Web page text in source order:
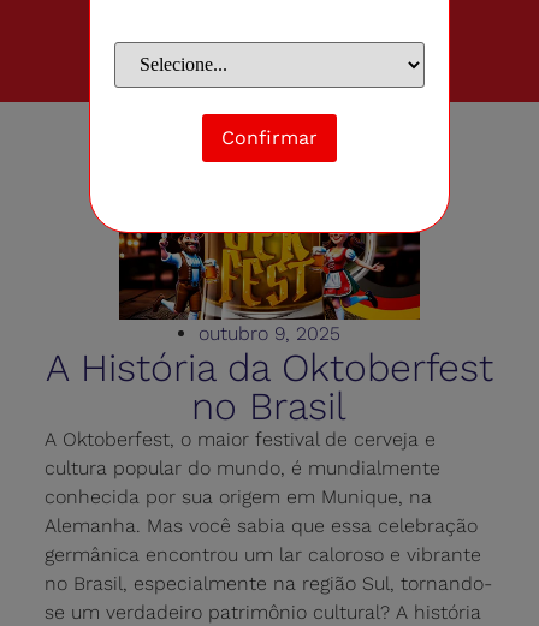
Confirmar
outubro 9, 2025
A História da Oktoberfest
no Brasil
A Oktoberfest, o maior festival de cerveja e
cultura popular do mundo, é mundialmente
conhecida por sua origem em Munique, na
Alemanha. Mas você sabia que essa celebração
germânica encontrou um lar caloroso e vibrante
no Brasil, especialmente na região Sul, tornando-
se um verdadeiro patrimônio cultural? A história